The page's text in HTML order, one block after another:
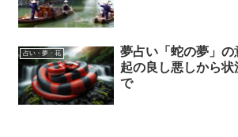
占い・夢・花
夢占い「蛇の夢」
起の良し悪しから状
で